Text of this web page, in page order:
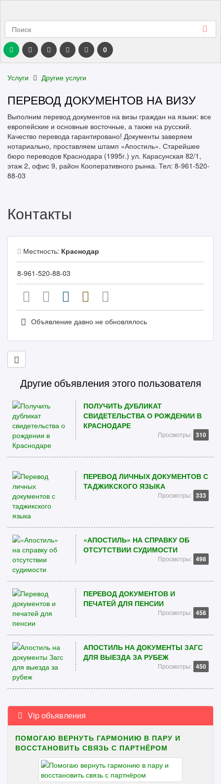
0
Услуги Другие услуги
ПЕРЕВОД ДОКУМЕНТОВ НА ВИЗУ
Выполним перевод документов на визы граждан на языки: все
европейские и основные восточные, а также на русский.
Качество перевода гарантировано! Документы заверяем
нотариально, проставляем штамп «Апостиль». Старейшее
бюро переводов Краснодара (1995г.) ул. Карасунская 82/1,
этаж 2, офис 9, район Кооперативного рынка. Тел: 8-961-520-
88-03
Контакты
Местность: Краснодар
8-961-520-88-03
Объявление давно не обновлялось
Другие объявления этого пользователя
ПОЛУЧИТЬ ДУБЛИКАТ
СВИДЕТЕЛЬСТВА О РОЖДЕНИИ В
КРАСНОДАРЕ
Просмотры: 310
ПЕРЕВОД ЛИЧНЫХ ДОКУМЕНТОВ С
ТАДЖИКСКОГО ЯЗЫКА
Просмотры: 333
«АПОСТИЛЬ» НА СПРАВКУ ОБ
ОТСУТСТВИИ СУДИМОСТИ
Просмотры: 498
ПЕРЕВОД ДОКУМЕНТОВ И
ПЕЧАТЕЙ ДЛЯ ПЕНСИИ
Просмотры: 458
АПОСТИЛЬ НА ДОКУМЕНТЫ ЗАГС
ДЛЯ ВЫЕЗДА ЗА РУБЕЖ
Просмотры: 450
Vip объявления
ПОМОГАЮ ВЕРНУТЬ ГАРМОНИЮ В ПАРУ И
ВОССТАНОВИТЬ СВЯЗЬ С ПАРТНЁРОМ